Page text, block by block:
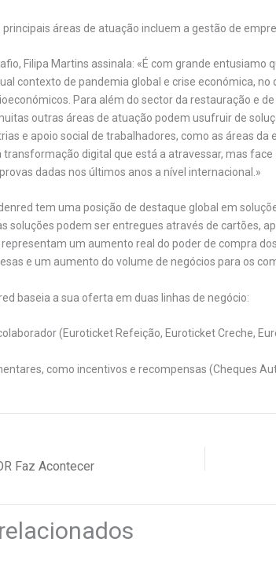
áreas de atuação incluem a gestão de
Filipa Martins assinala: «É com grande entusiamo
contexto de pandemia global e crise económica,
Para além do sector da restauração e
outras áreas de atuação podem usufruir de
e apoio social de trabalhadores, como as áreas da
transformação digital que está a atravessar, mas
dadas nos últimos anos a nível internacional.»
tem uma posição de destaque global em
soluções podem ser entregues através de cartões,
representam um aumento real do poder de compra
e um aumento do volume de negócios para os
baseia a sua oferta em duas linhas de negócio:
(Euroticket Refeição, Euroticket Creche,
como incentivos e recompensas (Cheques
Faz Acontecer